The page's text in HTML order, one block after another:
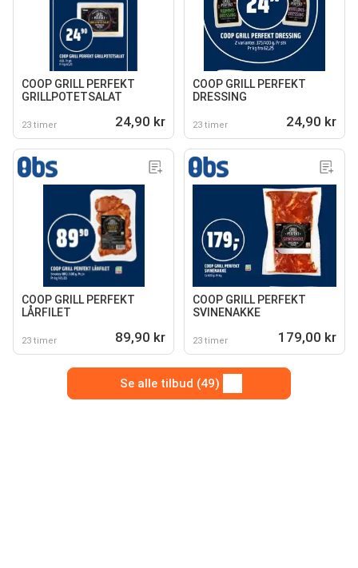
COOP GRILL PERFEKT
GRILLPOTETSALAT
23 timer 24,90 kr
COOP GRILL PERFEKT
DRESSING
23 timer 24,90 kr
COOP GRILL PERFEKT
LÅRFILET
23 timer 89,90 kr
COOP GRILL PERFEKT
SVINENAKKE
23 timer 179,00 kr
Se alle tilbud (49)